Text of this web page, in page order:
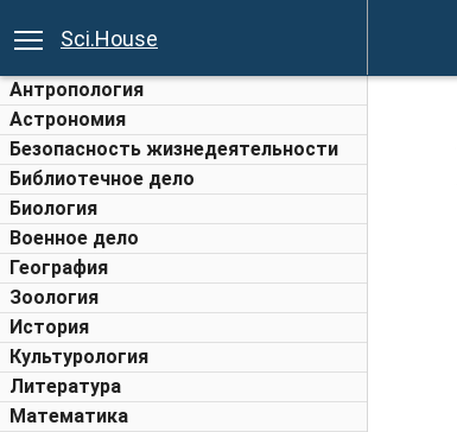
Sci.House
Антропология
Астрономия
Безопасность жизнедеятельности
Библиотечное дело
Биология
Военное дело
География
Зоология
История
Культурология
Литература
Математика